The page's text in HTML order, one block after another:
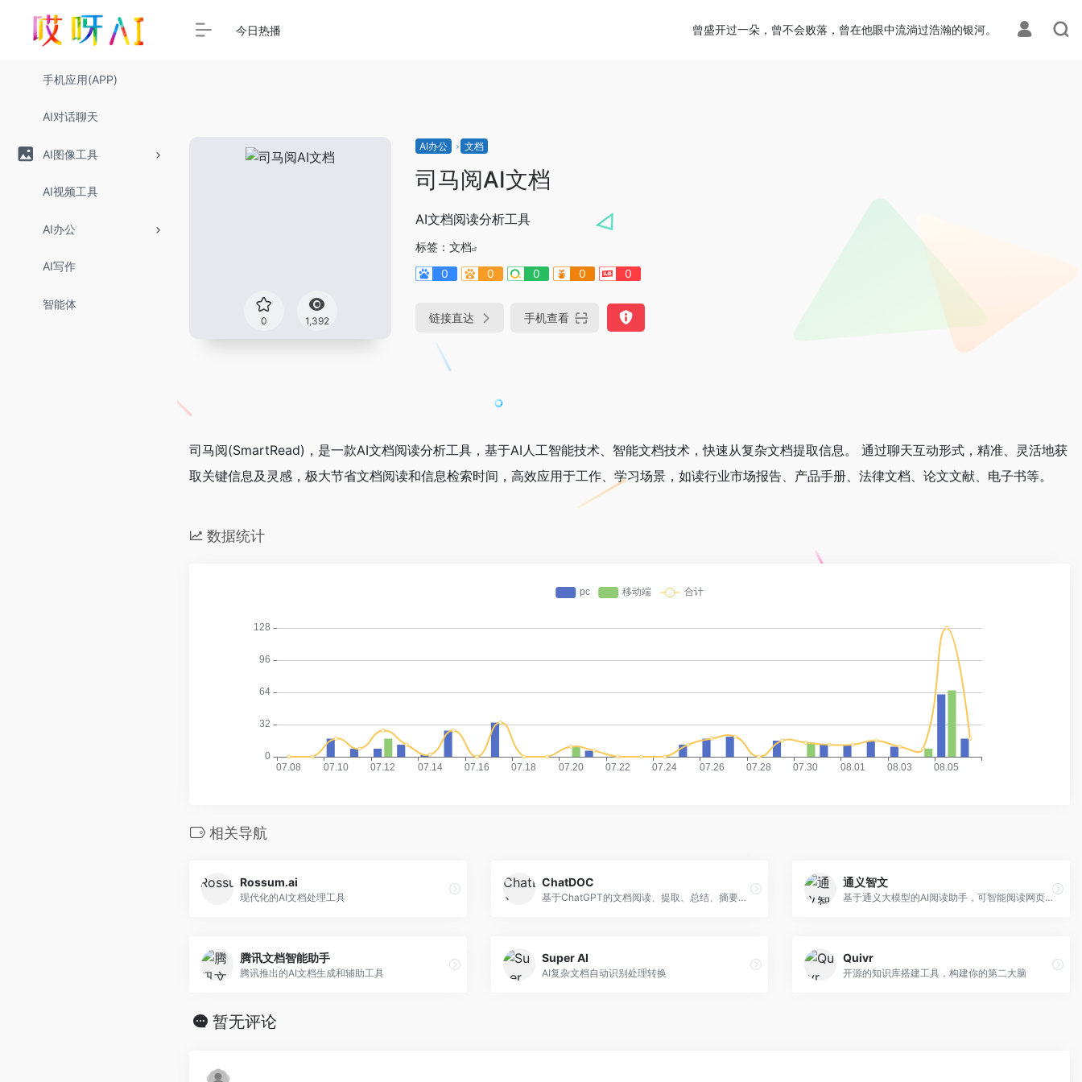
手机应用(APP)
AI对话聊天
AI图像工具
AI视频工具
AI办公
AI写作
智能体
今日热播 曾盛开过一朵，曾不会败落，曾在他眼中流淌过浩瀚的银河。
0 1,392
AI办公 文档
司马阅AI文档
AI文档阅读分析工具
标签： 文档
0
0 0 0 0
链接直达 手机查看
司马阅(SmartRead)，是一款AI文档阅读分析工具，基于AI人工智能技术、智能文档技术，快速从复杂文档提取信息。 通过聊天互动形式，精准、灵活地获
取关键信息及灵感，极大节省文档阅读和信息检索时间，高效应用于工作、学习场景，如读行业市场报告、产品手册、法律文档、论文文献、电子书等。
数据统计
相关导航
Rossum.ai
现代化的AI文档处理工具
ChatDOC
基于ChatGPT的文档阅读、提取、总结、摘要的工具
通义智文
基于通义大模型的AI阅读助手，可智能阅读网页、论文、图书和文档
腾讯文档智能助手
腾讯推出的AI文档生成和辅助工具
Super AI
AI复杂文档自动识别处理转换
Quivr
开源的知识库搭建工具，构建你的第二大脑
暂无评论